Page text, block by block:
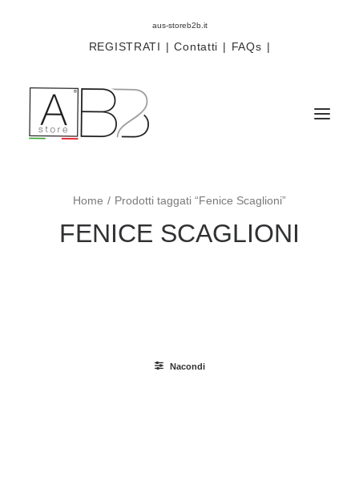
aus-storeb2b.it
REGISTRATI | Contatti | FAQs |
Componenti
Home Prodotti taggati “Fenice Scaglioni”
FENICE SCAGLIONI
Nacondi